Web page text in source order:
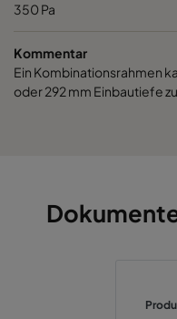
350 Pa
Kommentar
Ein Kombinationsrahmen
oder 292 mm Einbautiefe